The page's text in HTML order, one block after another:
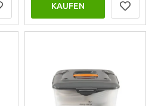
KAUFEN